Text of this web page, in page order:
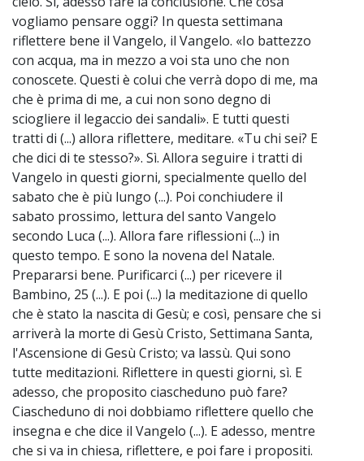
vogliamo pensare oggi? In questa settimana
riflettere bene il Vangelo, il Vangelo. «Io battezzo
con acqua, ma in mezzo a voi sta uno che non
conoscete. Questi è colui che verrà dopo di me, ma
che è prima di me, a cui non sono degno di
sciogliere il legaccio dei sandali». E tutti questi
tratti di (...) allora riflettere, meditare. «Tu chi sei? E
che dici di te stesso?». Sì. Allora seguire i tratti di
Vangelo in questi giorni, specialmente quello del
sabato che è più lungo (...). Poi conchiudere il
sabato prossimo, lettura del santo Vangelo
secondo Luca (...). Allora fare riflessioni (...) in
questo tempo. E sono la novena del Natale.
Prepararsi bene. Purificarci (...) per ricevere il
Bambino, 25 (...). E poi (...) la meditazione di quello
che è stato la nascita di Gesù; e così, pensare che si
arriverà la morte di Gesù Cristo, Settimana Santa,
l'Ascensione di Gesù Cristo; va lassù. Qui sono
tutte meditazioni. Riflettere in questi giorni, sì. E
adesso, che proposito ciascheduno può fare?
Ciascheduno di noi dobbiamo riflettere quello che
insegna e che dice il Vangelo (...). E adesso, mentre
che si va in chiesa, riflettere, e poi fare i propositi.